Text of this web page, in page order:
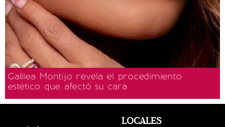
Galilea Montijo revela el procedimiento
estético que afectó su cara
LOCALES